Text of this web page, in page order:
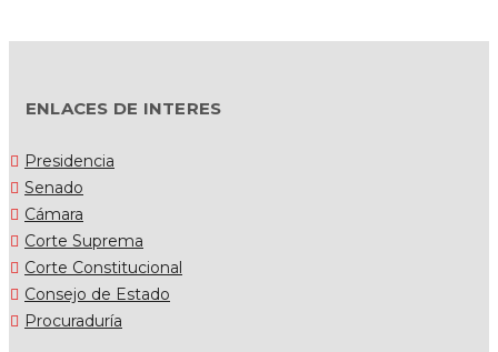
ENLACES DE INTERES
Presidencia
Senado
Cámara
Corte Suprema
Corte Constitucional
Consejo de Estado
Procuraduría